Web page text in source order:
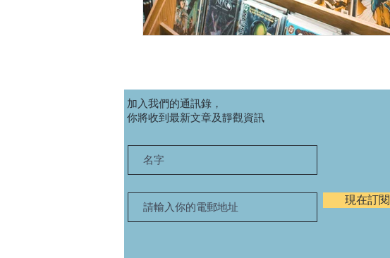
加入我們的通訊錄，
你將收到最新文章及靜觀資訊
現在訂閱